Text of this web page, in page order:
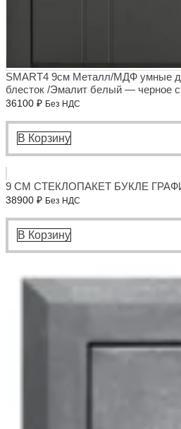
SMART4 9см Металл/МДФ умные
блесток /Эмалит белый — черное
36100 ₽ Без НДС
В Корзину
9 СМ СТЕКЛОПАКЕТ БУКЛЕ
38900 ₽ Без НДС
В Корзину